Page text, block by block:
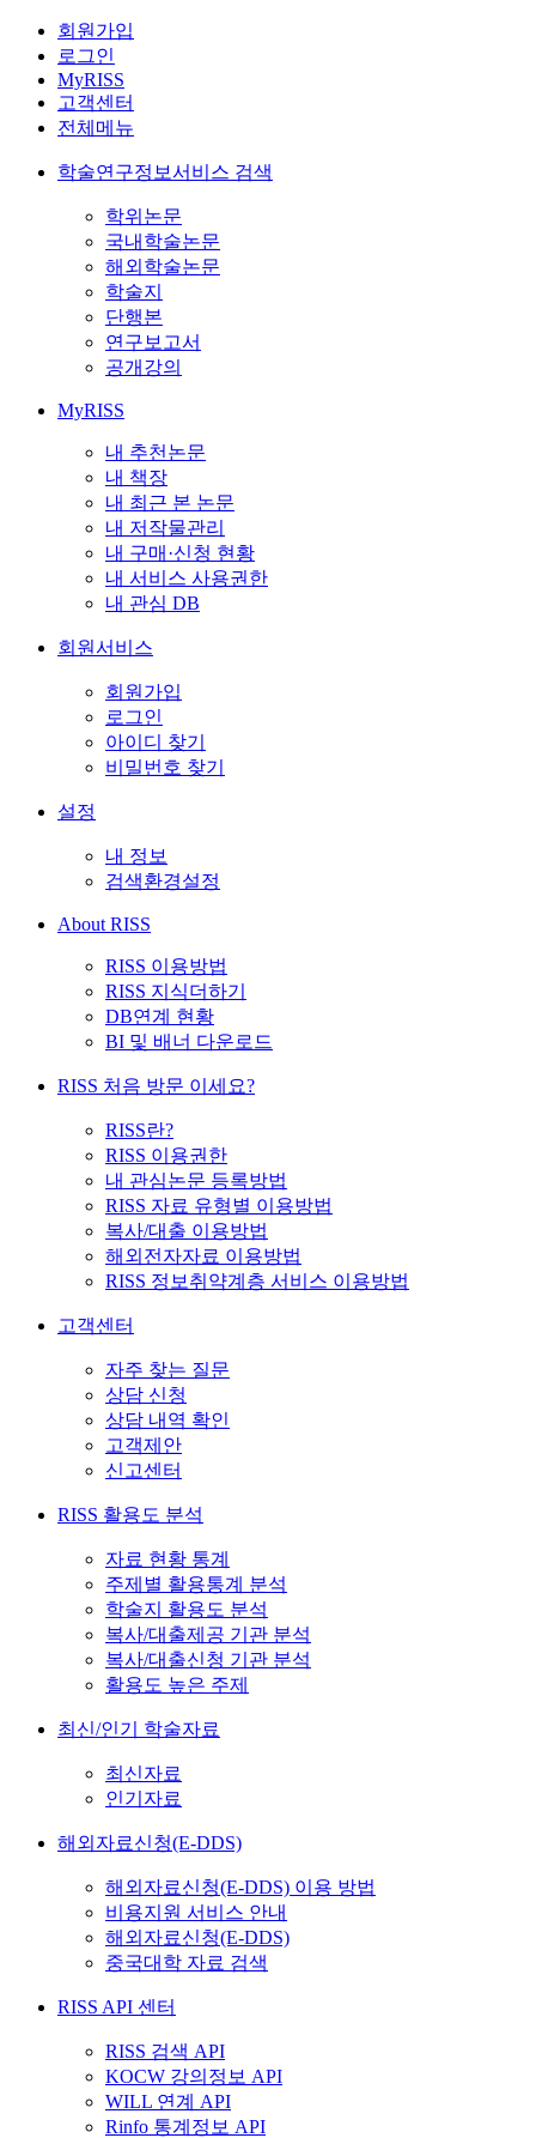
회원가입
로그인
MyRISS
고객센터
전체메뉴
학술연구정보서비스 검색
학위논문
국내학술논문
해외학술논문
학술지
단행본
연구보고서
공개강의
MyRISS
내 추천논문
내 책장
내 최근 본 논문
내 저작물관리
내 구매·신청 현황
내 서비스 사용권한
내 관심 DB
회원서비스
회원가입
로그인
아이디 찾기
비밀번호 찾기
설정
내 정보
검색환경설정
About RISS
RISS 이용방법
RISS 지식더하기
DB연계 현황
BI 및 배너 다운로드
RISS 처음 방문 이세요?
RISS란?
RISS 이용권한
내 관심논문 등록방법
RISS 자료 유형별 이용방법
복사/대출 이용방법
해외전자자료 이용방법
RISS 정보취약계층 서비스 이용방법
고객센터
자주 찾는 질문
상담 신청
상담 내역 확인
고객제안
신고센터
RISS 활용도 분석
자료 현황 통계
주제별 활용통계 분석
학술지 활용도 분석
복사/대출제공 기관 분석
복사/대출신청 기관 분석
활용도 높은 주제
최신/인기 학술자료
최신자료
인기자료
해외자료신청(E-DDS)
해외자료신청(E-DDS) 이용 방법
비용지원 서비스 안내
해외자료신청(E-DDS)
중국대학 자료 검색
RISS API 센터
RISS 검색 API
KOCW 강의정보 API
WILL 연계 API
Rinfo 통계정보 API